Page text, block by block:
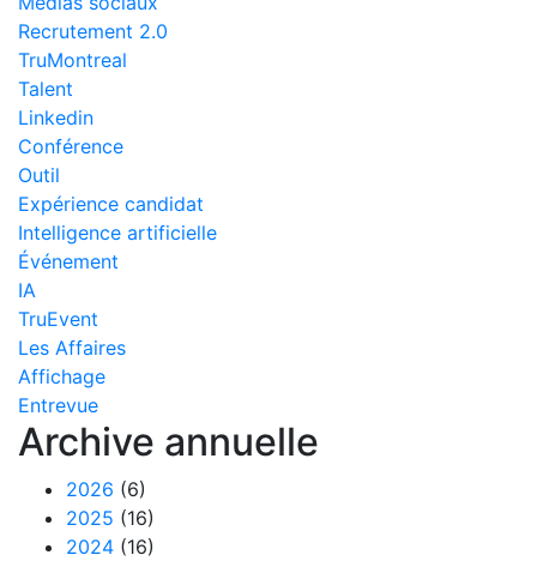
Recrutement 2.0
TruMontreal
Talent
Linkedin
Conférence
Outil
Expérience candidat
Intelligence artificielle
Événement
IA
TruEvent
Les Affaires
Affichage
Entrevue
Archive annuelle
2026 (6)
2025 (16)
2024 (16)